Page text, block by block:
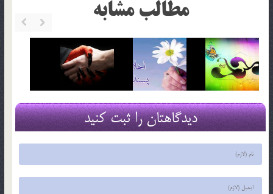
مطالب مشابه
دیدگاهتان را ثبت کنید